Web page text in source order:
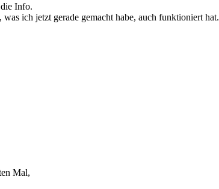
Info.
ich jetzt gerade gemacht habe, auch funktioniert hat.
Mal,